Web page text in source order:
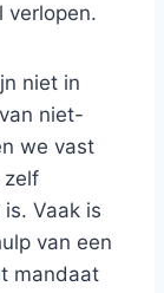
verlopen.
niet in
niet-
we vast
zelf
Vaak is
van een
mandaat